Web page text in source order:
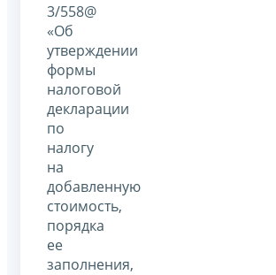
3/558@
«Об
утверждении
формы
налоговой
декларации
по
налогу
на
добавленную
стоимость,
порядка
ее
заполнения,